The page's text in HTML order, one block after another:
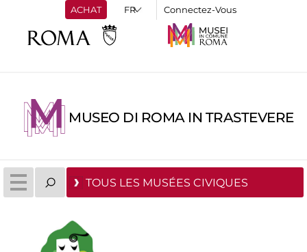
ACHAT Connectez-Vous
MUSEO DI ROMA IN TRASTEVERE
TOUS LES MUSÉES CIVIQUES